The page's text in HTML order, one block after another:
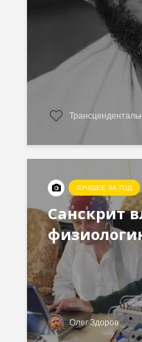
ЛУЧШЕЕ ЗА ГОД
Санскрит
Олег Здоров